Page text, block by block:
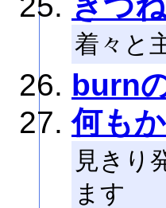
着々と
burn
何も
見きり
ます